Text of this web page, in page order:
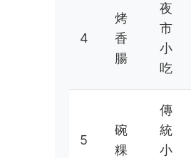
4
烤
香
腸
夜
市
小
吃
5
碗
粿
傳
統
小